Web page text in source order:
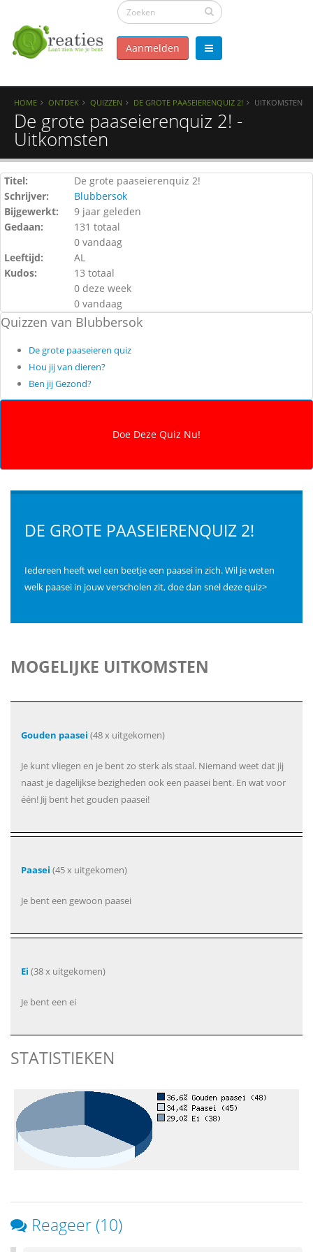
Aanmelden
HOME ONTDEK QUIZZEN DE GROTE PAASEIERENQUIZ 2! UITKOMSTEN
De grote paaseierenquiz 2! -
Uitkomsten
Titel:
De grote paaseierenquiz 2!
Schrijver:
Blubbersok
Bijgewerkt:
9 jaar geleden
Gedaan:
131 totaal
0 vandaag
Leeftijd:
AL
Kudos:
13 totaal
0 deze week
0 vandaag
Quizzen van Blubbersok
De grote paaseieren quiz
Hou jij van dieren?
Ben jij Gezond?
DE GROTE PAASEIERENQUIZ 2!
Iedereen heeft wel een beetje een paasei in zich. Wil je weten
welk paasei in jouw verscholen zit, doe dan snel deze quiz>
MOGELIJKE UITKOMSTEN
Gouden paasei (48 x uitgekomen)
Je kunt vliegen en je bent zo sterk als staal. Niemand weet dat jij
naast je dagelijkse bezigheden ook een paasei bent. En wat voor
één! Jij bent het gouden paasei!
Paasei (45 x uitgekomen)
Je bent een gewoon paasei
Ei (38 x uitgekomen)
Je bent een ei
STATISTIEKEN
Reageer (10)